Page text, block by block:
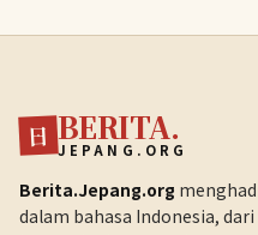
日 BERITA.
JEPANG.ORG
Berita.Jepang.org
dalam bahasa Indonesia,